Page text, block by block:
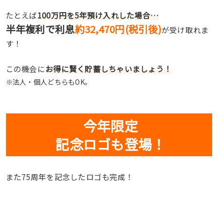
たとえば100万円を5年預け入れした場合…
半年複利で利息約32,470円(税引後)が受け取れま
す！
この機会にお得に賢く貯蓄しちゃいましょう！
※法人・個人どちらもOK。
今年限定
記念ロゴも登場！
また75周年を記念したロゴも完成！